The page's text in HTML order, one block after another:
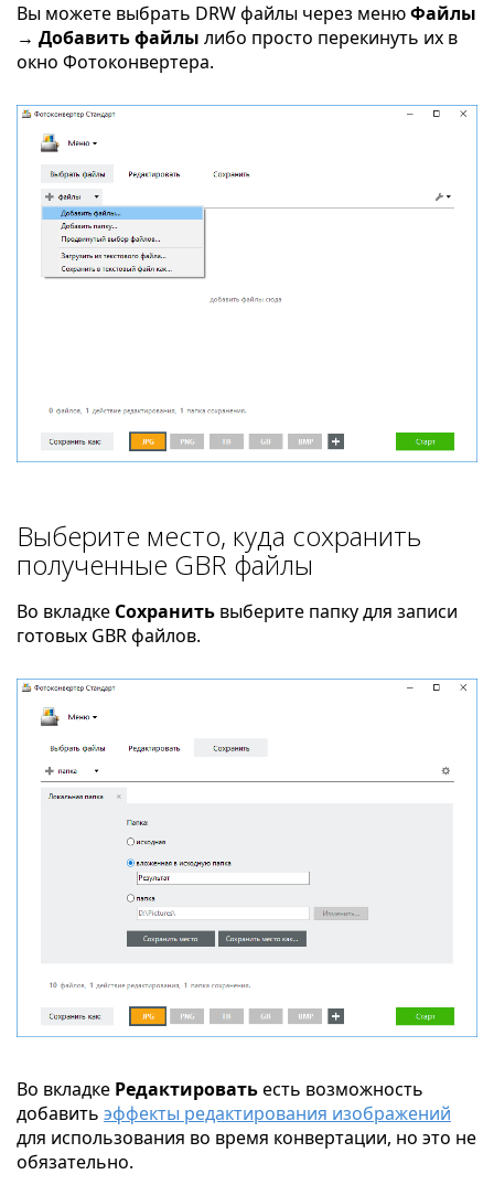
Вы можете выбрать DRW файлы через менюФайлы
→ Добавить файлы либо просто перекинуть их в
окно Фотоконвертера.
Выберите место, куда сохранить
полученные GBR файлы
Во вкладке Сохранить выберите папку для записи
готовых GBR файлов.
Во вкладке Редактироватьесть возможность
добавить эффекты редактирования изображений
для использования во время конвертации, но это не
обязательно.